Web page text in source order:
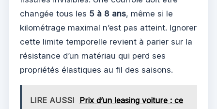
changée tous les 5 à 8 ans, même si le
kilométrage maximal n’est pas atteint. Ignorer
cette limite temporelle revient à parier sur la
résistance d’un matériau qui perd ses
propriétés élastiques au fil des saisons.
LIRE AUSSI Prix d’un leasing voiture : ce